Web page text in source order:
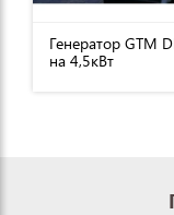
Генератор GTM
на 4,5кВт